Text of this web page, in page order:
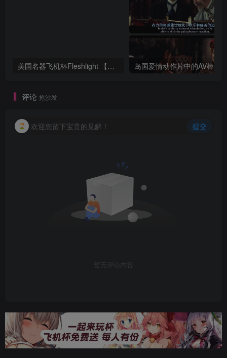
美国名器飞机杯Fleshlight 【Quickshot-Vantage 双头飞机杯】完全评测
评论 抢沙发
欢迎您留下宝贵的见解！ 提交
暂无评论内容